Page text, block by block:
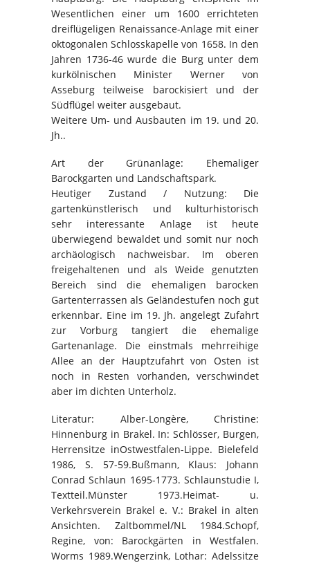
Wesentlichen einer um 1600 errichteten
dreiflügeligen Renaissance-Anlage mit einer
oktogonalen Schlosskapelle von 1658. In den
Jahren 1736-46 wurde die Burg unter dem
kurkölnischen Minister Werner von
Asseburg teilweise barockisiert und der
Südflügel weiter ausgebaut.
Weitere Um- und Ausbauten im 19. und 20.
Jh..
Art der Grünanlage: Ehemaliger
Barockgarten und Landschaftspark.
Heutiger Zustand / Nutzung: Die
gartenkünstlerisch und kulturhistorisch
sehr interessante Anlage ist heute
überwiegend bewaldet und somit nur noch
archäologisch nachweisbar. Im oberen
freigehaltenen und als Weide genutzten
Bereich sind die ehemaligen barocken
Gartenterrassen als Geländestufen noch gut
erkennbar. Eine im 19. Jh. angelegt Zufahrt
zur Vorburg tangiert die ehemalige
Gartenanlage. Die einstmals mehrreihige
Allee an der Hauptzufahrt von Osten ist
noch in Resten vorhanden, verschwindet
aber im dichten Unterholz.
Literatur: Alber-Longère, Christine:
Hinnenburg in Brakel. In: Schlösser, Burgen,
Herrensitze inOstwestfalen-Lippe. Bielefeld
1986, S. 57-59.Bußmann, Klaus: Johann
Conrad Schlaun 1695-1773. Schlaunstudie I,
Textteil.Münster 1973.Heimat- u.
Verkehrsverein Brakel e. V.: Brakel in alten
Ansichten. Zaltbommel/NL 1984.Schopf,
Regine, von: Barockgärten in Westfalen.
Worms 1989.Wengerzink, Lothar: Adelssitze